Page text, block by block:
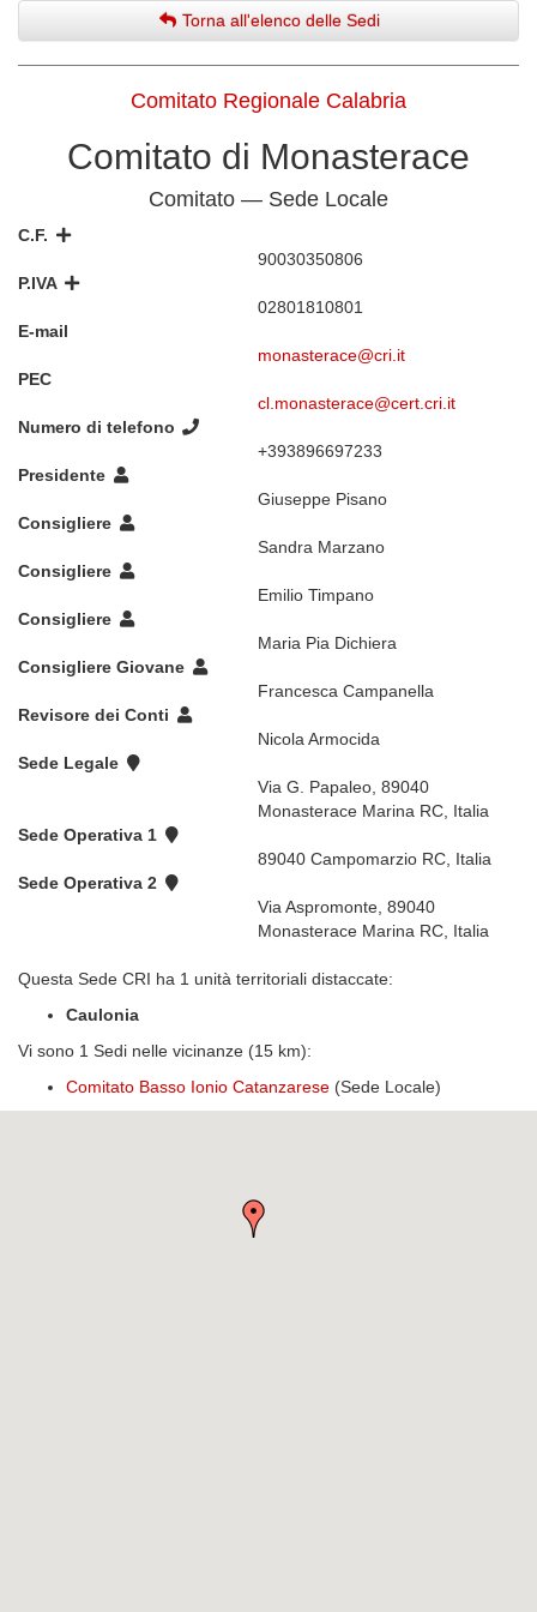
Torna all'elenco delle Sedi
Comitato Regionale Calabria
Comitato di Monasterace
Comitato — Sede Locale
C.F.
90030350806
P.IVA
02801810801
E-mail
monasterace@cri.it
PEC
cl.monasterace@cert.cri.it
Numero di telefono
+393896697233
Presidente
Giuseppe Pisano
Consigliere
Sandra Marzano
Consigliere
Emilio Timpano
Consigliere
Maria Pia Dichiera
Consigliere Giovane
Francesca Campanella
Revisore dei Conti
Nicola Armocida
Sede Legale
Via G. Papaleo, 89040
Monasterace Marina RC, Italia
Sede Operativa 1
89040 Campomarzio RC, Italia
Sede Operativa 2
Via Aspromonte, 89040
Monasterace Marina RC, Italia
Questa Sede CRI ha 1 unità territoriali distaccate:
Caulonia
Vi sono 1 Sedi nelle vicinanze (15 km):
Comitato Basso Ionio Catanzarese (Sede Locale)